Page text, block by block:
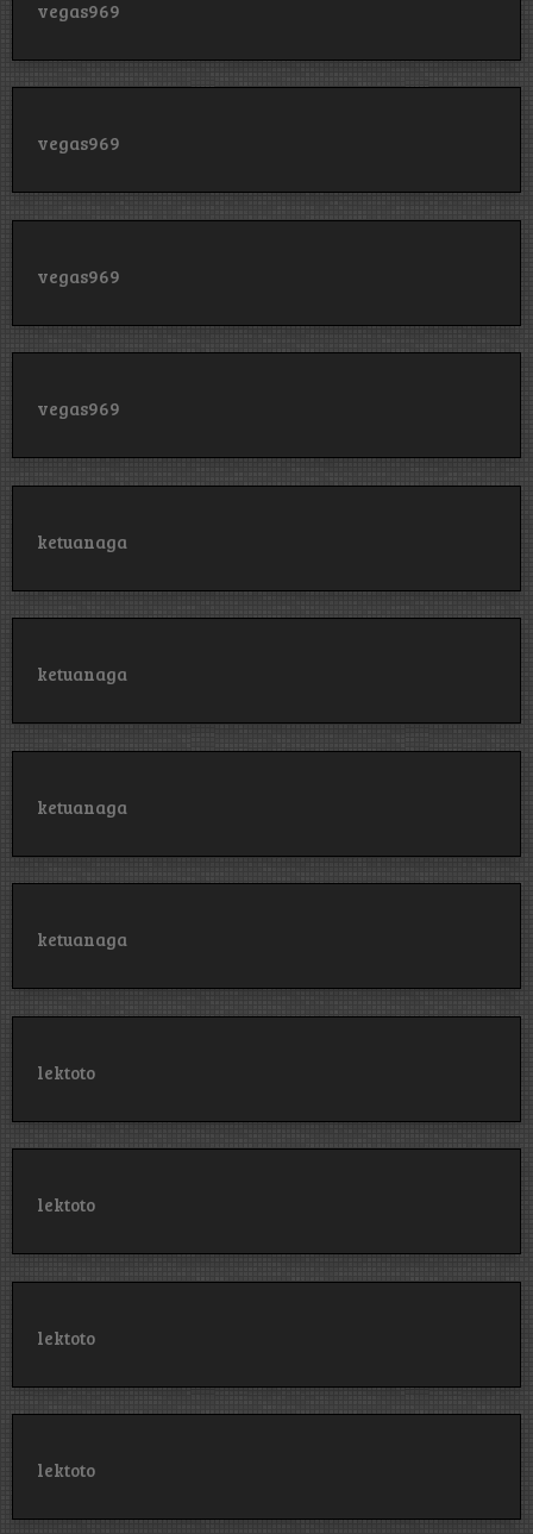
vegas969
vegas969
vegas969
vegas969
ketuanaga
ketuanaga
ketuanaga
ketuanaga
lektoto
lektoto
lektoto
lektoto